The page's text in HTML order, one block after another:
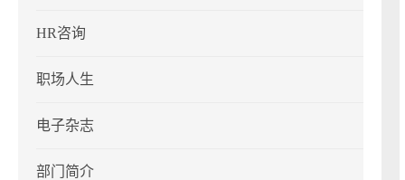
HR咨询
职场人生
电子杂志
部门简介